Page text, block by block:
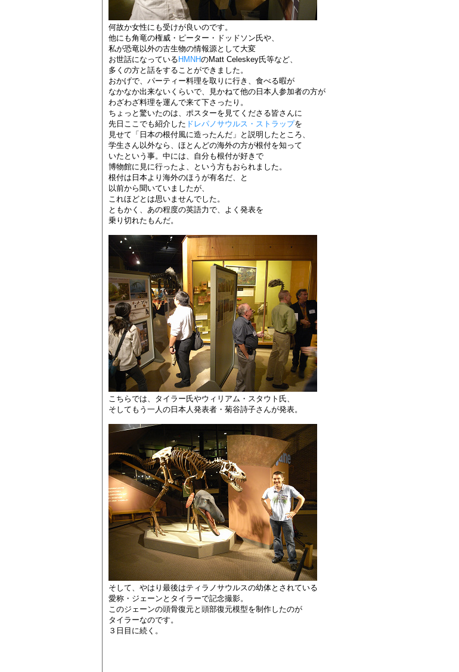
何故か女性にも受けが良いのです。
他にも角竜の権威・ピーター・ドッドソン氏や、
私が恐竜以外の古生物の情報源として大変
お世話になっている HMNHのMatt Celeskey氏等など、
多くの方と話をすることができました。
おかげで、パーティー料理を取りに行き、食べる暇が
なかなか出来ないくらいで、見かねて他の日本人参加者の方が
わざわざ料理を運んで来て下さったり。
ちょっと驚いたのは、ポスターを見てくださる皆さんに
先日ここでも紹介した ドレパノサウルス・ストラップを
見せて「日本の根付風に造ったんだ」と説明したところ、
学生さん以外なら、ほとんどの海外の方が根付を知って
いたという事。中には、自分も根付が好きで
博物館に見に行ったよ、という方もおられました。
根付は日本より海外のほうが有名だ、と
以前から聞いていましたが、
これほどとは思いませんでした。
ともかく、あの程度の英語力で、よく発表を
乗り切れたもんだ。
こちらでは、タイラー氏やウィリアム・スタウト氏、
そしてもう一人の日本人発表者・菊谷詩子さんが発表。
そして、やはり最後はティラノサウルスの幼体とされている
愛称・ジェーンとタイラーで記念撮影。
このジェーンの頭骨復元と頭部復元模型を制作したのが
タイラーなのです。
３日目に続く。